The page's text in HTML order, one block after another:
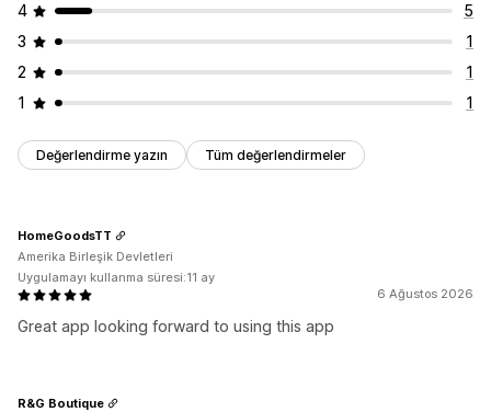
4
5
3
1
2
1
1
1
Değerlendirme yazın Tüm değerlendirmeler
6 Ağustos 2026
Great app looking forward to using this app
HomeGoodsTT
Amerika Birleşik Devletleri
Uygulamayı kullanma süresi:11 ay
R&G Boutique